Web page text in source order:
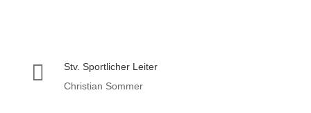

Stv. Sportlicher Leiter
Christian Sommer